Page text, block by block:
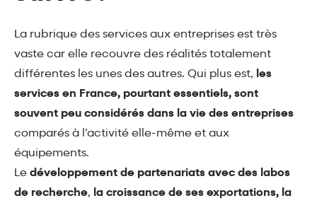
La rubrique des services aux entreprises est très
vaste car elle recouvre des réalités totalement
différentes les unes des autres. Qui plus est, les
services en France, pourtant essentiels, sont
souvent peu considérés dans la vie des entreprises
comparés à l’activité elle-même et aux
équipements.
Le développement de partenariats avec des labos
de recherche, la croissance de ses exportations, la